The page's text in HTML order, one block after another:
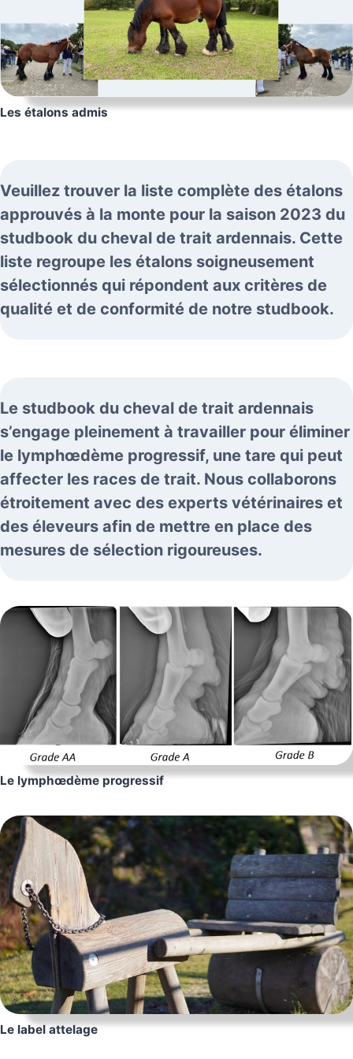
Les étalons admis
Veuillez trouver la liste complète des étalons
approuvés à la monte pour la saison 2023 du
studbook du cheval de trait ardennais. Cette
liste regroupe les étalons soigneusement
sélectionnés qui répondent aux critères de
qualité et de conformité de notre studbook.
Le studbook du cheval de trait ardennais
s’engage pleinement à travailler pour éliminer
le lymphœdème progressif, une tare qui peut
affecter les races de trait. Nous collaborons
étroitement avec des experts vétérinaires et
des éleveurs afin de mettre en place des
mesures de sélection rigoureuses.
Le lymphœdème progressif
Le label attelage